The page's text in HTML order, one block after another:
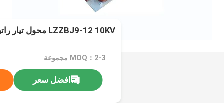
LZZBJ9-12 10KV محول تيار راتينج أحادي الطور
MOQ：2-3 مجموعة
افضل سعر